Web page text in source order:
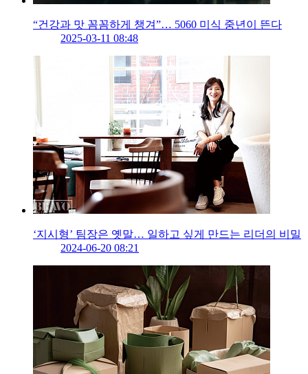
“건강과 맛 꼼꼼하게 챙겨”… 5060 미식 중년이 뜬다
2025-03-11 08:48
‘지시형’ 팀장은 옛말… 일하고 싶게 만드는 리더의 비밀
2024-06-20 08:21